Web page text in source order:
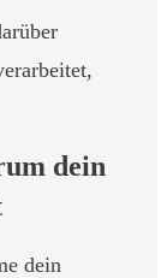
dein
dein